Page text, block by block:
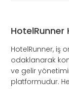
HotelRunner
HotelRunner, iş
odaklanarak
ve gelir
platformudur.